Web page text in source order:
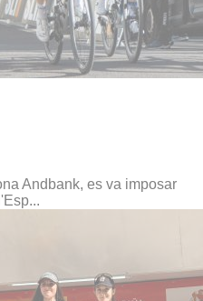
Andbank, es va imposar